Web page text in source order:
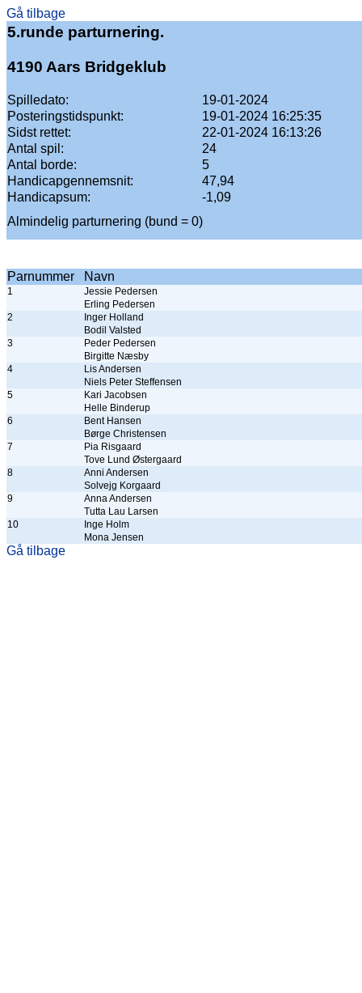
Gå tilbage
5.runde parturnering.
4190 Aars Bridgeklub
Spilledato:
19-01-2024
Posteringstidspunkt:
19-01-2024 16:25:35
Sidst rettet:
22-01-2024 16:13:26
Antal spil:
24
Antal borde:
5
Handicapgennemsnit:
47,94
Handicapsum:
-1,09
Almindelig parturnering (bund = 0)
Parnummer Navn
1
Jessie Pedersen
Erling Pedersen
2
Inger Holland
Bodil Valsted
3
Peder Pedersen
Birgitte Næsby
4
Lis Andersen
Niels Peter Steffensen
5
Kari Jacobsen
Helle Binderup
6
Bent Hansen
Børge Christensen
7
Pia Risgaard
Tove Lund Østergaard
8
Anni Andersen
Solvejg Korgaard
9
Anna Andersen
Tutta Lau Larsen
10
Inge Holm
Mona Jensen
Gå tilbage